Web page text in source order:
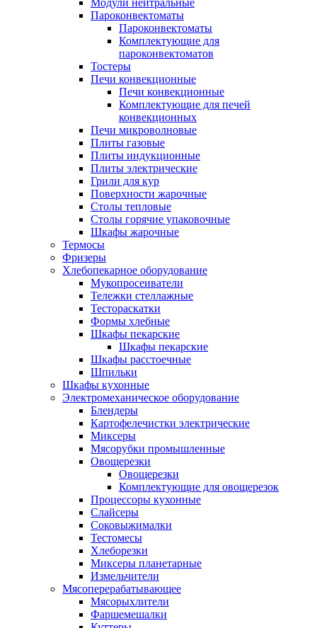
Пароконвектоматы
Пароконвектоматы
Комплектующие для
пароконвектоматов
Тостеры
Печи конвекционные
Печи конвекционные
Комплектующие для печей
конвекционных
Печи микроволновые
Плиты газовые
Плиты индукционные
Плиты электрические
Грили для кур
Поверхности жарочные
Столы тепловые
Столы горячие упаковочные
Шкафы жарочные
Термосы
Фризеры
Хлебопекарное оборудование
Мукопросеиватели
Тележки стеллажные
Тестораскатки
Формы хлебные
Шкафы пекарские
Шкафы пекарские
Шкафы расстоечные
Шпильки
Шкафы кухонные
Электромеханическое оборудование
Блендеры
Картофелечистки электрические
Миксеры
Мясорубки промышленные
Овощерезки
Овощерезки
Комплектующие для овощерезок
Процессоры кухонные
Слайсеры
Соковыжималки
Тестомесы
Хлеборезки
Миксеры планетарные
Измельчители
Мясоперерабатывающее
Мясорыхлители
Фаршемешалки